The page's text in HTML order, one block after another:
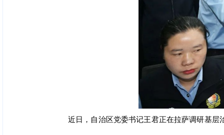
近日，自治区党委书记王君正在拉萨调研基